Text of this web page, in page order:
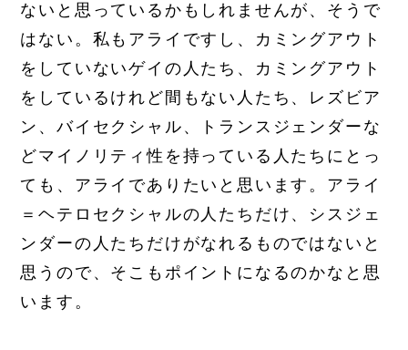
ないと思っているかもしれませんが、そうで
はない。私もアライですし、カミングアウト
をしていないゲイの人たち、カミングアウト
をしているけれど間もない人たち、レズビア
ン、バイセクシャル、トランスジェンダーな
どマイノリティ性を持っている人たちにとっ
ても、アライでありたいと思います。アライ
＝ヘテロセクシャルの人たちだけ、シスジェ
ンダーの人たちだけがなれるものではないと
思うので、そこもポイントになるのかなと思
います。